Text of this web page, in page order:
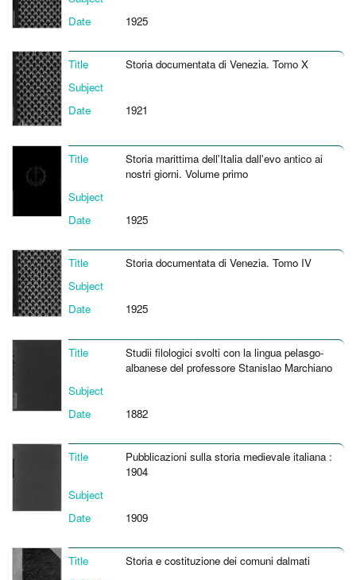
Date
1925
Title
Storia documentata di Venezia. Tomo X
Subject
Date
1921
Title
Storia marittima dell'Italia dall'evo antico ai
nostri giorni. Volume primo
Subject
Date
1925
Title
Storia documentata di Venezia. Tomo IV
Subject
Date
1925
Title
Studii filologici svolti con la lingua pelasgo-
albanese del professore Stanislao Marchiano
Subject
Date
1882
Title
Pubblicazioni sulla storia medievale italiana :
1904
Subject
Date
1909
Title
Storia e costituzione dei comuni dalmati